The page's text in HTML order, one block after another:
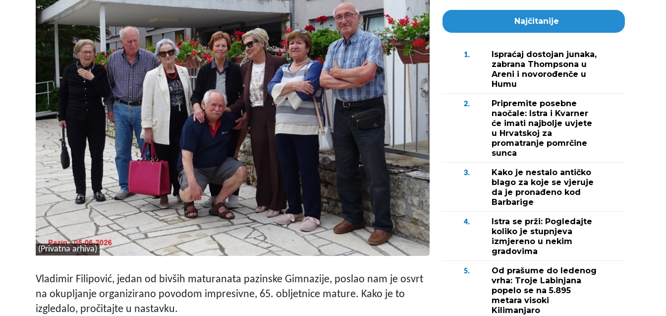
(Privatna arhiva)
Vladimir Filipović, jedan od bivših maturanata pazinske Gimnazije, poslao nam je osvrt
na okupljanje organizirano povodom impresivne, 65. obljetnice mature. Kako je to
izgledalo, pročitajte u nastavku.
Najčitanije
1.
Ispraćaj dostojan junaka,
zabrana Thompsona u
Areni i novorođenče u
Humu
2.
Pripremite posebne
naočale: Istra i Kvarner
će imati najbolje uvjete
u Hrvatskoj za
promatranje pomrčine
sunca
3.
Kako je nestalo antičko
blago za koje se vjeruje
da je pronađeno kod
Barbarige
4.
Istra se prži: Pogledajte
koliko je stupnjeva
izmjereno u nekim
gradovima
5.
Od prašume do ledenog
vrha: Troje Labinjana
popelo se na 5.895
metara visoki
Kilimanjaro